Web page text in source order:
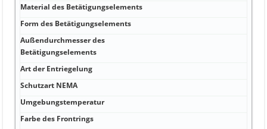
Material des Betätigungselements
Form des Betätigungselements
Außendurchmesser des
Betätigungselements
Art der Entriegelung
Schutzart NEMA
Umgebungstemperatur
Farbe des Frontrings